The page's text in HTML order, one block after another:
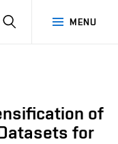
MENU
of
for